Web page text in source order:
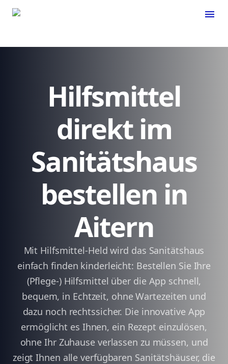
menu
Hilfsmittel
direkt im
Sanitätshaus
bestellen in
Aitern
Mit Hilfsmittel-Held wird das Sanitätshaus
einfach finden kinderleicht: Bestellen Sie Ihre
(Pflege-) Hilfsmittel über die App schnell,
bequem, in Echtzeit, ohne Wartezeiten und
dazu noch rechtssicher. Die innovative App
ermöglicht es Ihnen, ein Rezept einzulösen,
ohne Ihr Zuhause verlassen zu müssen, und
zeigt Ihnen alle verfügbaren Sanitätshäuser, die